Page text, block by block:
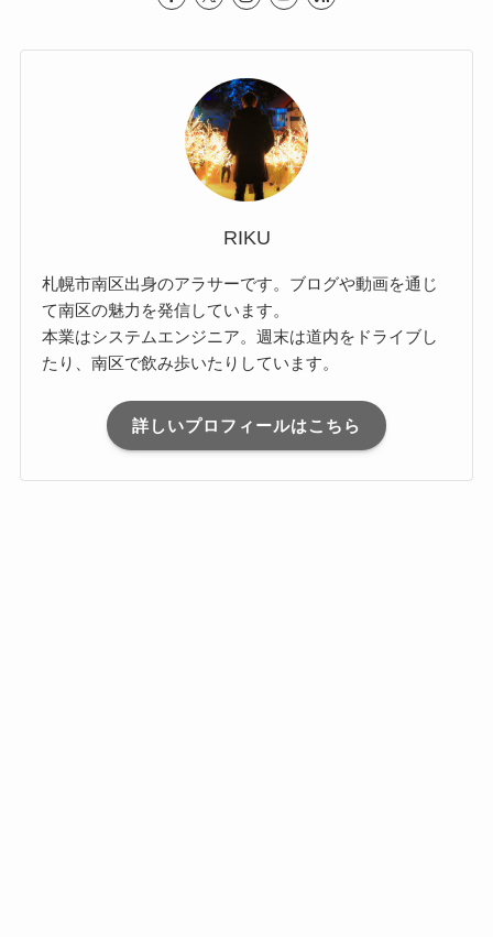
RIKU
札幌市南区出身のアラサーです。ブログや動画を通じ
て南区の魅力を発信しています。
本業はシステムエンジニア。週末は道内をドライブし
たり、南区で飲み歩いたりしています。
詳しいプロフィールはこちら